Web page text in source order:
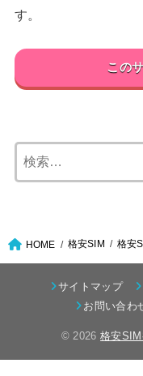
す。
この
HOME 格安SIM 格安
サイトマップ
お問い合わ
© 2026格安